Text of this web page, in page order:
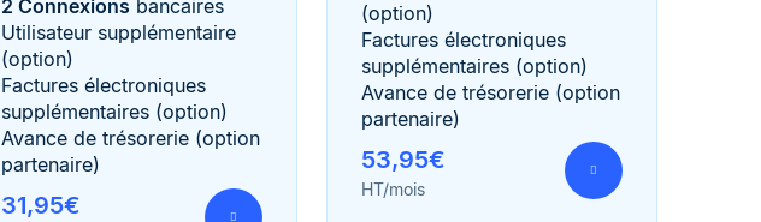
2 Connexions bancaires
Utilisateur supplémentaire
(option)
Factures électroniques
supplémentaires (option)
Avance de trésorerie (option
partenaire)
31,95€
(option)
Factures électroniques
supplémentaires (option)
Avance de trésorerie (option
partenaire)
53,95€
HT/mois